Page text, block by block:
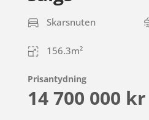
Skarsnuten
156.3m²
Prisantydning
14 700 000 kr